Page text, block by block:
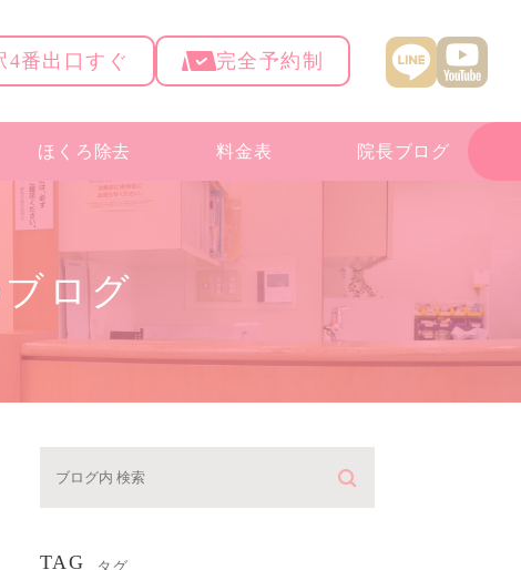
4番出口すぐ 完全予約制
ほくろ除去 料金表 院長ブログ
ログ
TAG